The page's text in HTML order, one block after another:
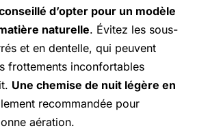
d’opter pour un modèle
naturelle. Évitez les sous-
et en dentelle, qui peuvent
frottements inconfortables
Une chemise de nuit légère en
recommandée pour
aération.